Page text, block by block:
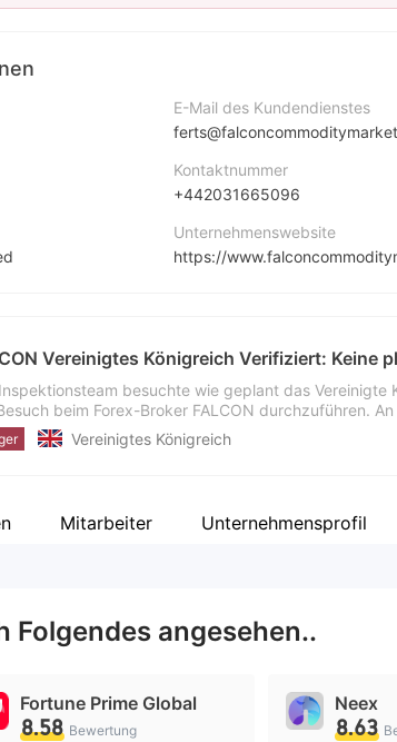
E-Mail des Kundendienstes
Kontaktnummer
+442031665096
Unternehmenswebsite
https://
besuchte wie geplant das Vereinigte
beim Forex-Broker FALCON durchzuführen.
Geschäftsadresse wurden keine
gefunden, was darauf hindeutet, dass der
Vereinigtes Königreich
Mitarbeiter Unternehmensprofil
Folgendes angesehen..
Fortune Prime Global
8.58 Bewertung
Neex
8.63